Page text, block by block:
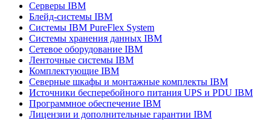
Серверы IBM
Блейд-системы IBM
Системы IBM PureFlex System
Системы хранения данных IBM
Сетевое оборудование IBM
Ленточные системы IBM
Комплектующие IBM
Северные шкафы и монтажные комплекты IBM
Источники бесперебойного питания UPS и PDU IBM
Программное обеспечение IBM
Лицензии и дополнительные гарантии IBM